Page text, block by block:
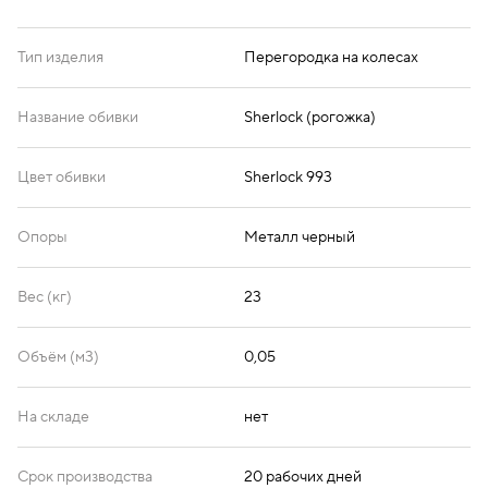
Тип изделия Перегородка на колесах
Название обивки Sherlock (рогожка)
Цвет обивки Sherlock 993
Опоры Металл черный
Вес (кг) 23
Объём (м3) 0,05
На складе нет
Срок производства 20 рабочих дней